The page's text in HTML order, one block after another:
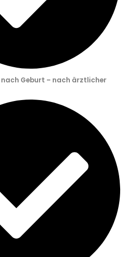
Geburt – nach ärztlicher